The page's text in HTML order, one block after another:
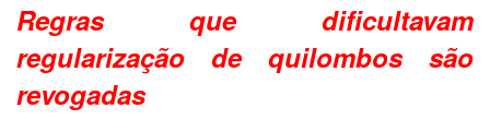
Regras que dificultavam
regularização de quilombos são
revogadas